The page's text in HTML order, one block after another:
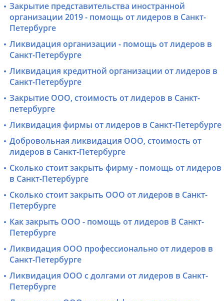
Закрытие представительства иностранной
организации 2019 - помощь от лидеров в Санкт-
Петербурге
Ликвидация организации - помощь от лидеров в
Санкт-Петербурге
Ликвидация кредитной организации от лидеров в
Санкт-Петербурге
Закрытие ООО, стоимость от лидеров в Санкт-
петербурге
Ликвидация фирмы от лидеров в Санкт-Петербурге
Добровольная ликвидация ООО, стоимость от
лидеров в Санкт-Петербурге
Сколько стоит закрыть фирму - помощь от лидеров
в Санкт-Петербурге
Сколько стоит закрыть ООО от лидеров в Санкт-
Петербурге
Как закрыть ООО - помощь от лидеров В Санкт-
Петербурге
Ликвидация ООО профессионально от лидеров в
Санкт-Петербурге
Ликвидация ООО с долгами от лидеров в Санкт-
Петербурге